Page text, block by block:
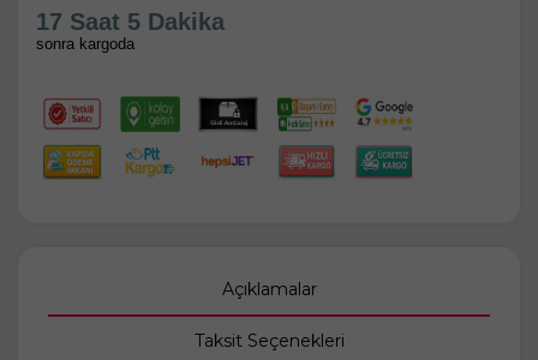
17 Saat 5 Dakika
sonra kargoda
Açıklamalar
Taksit Seçenekleri